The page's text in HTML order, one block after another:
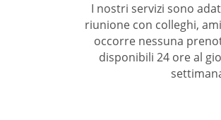
I nostri servizi sono
riunione con colleghi,
occorre nessuna
disponibili 24 ore al